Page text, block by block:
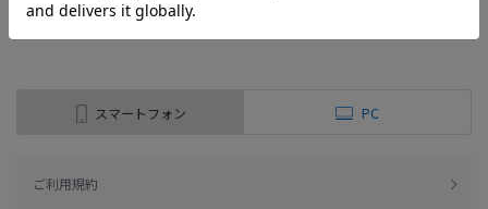
（全2 件）
スマートフォン PC
ご利用規約